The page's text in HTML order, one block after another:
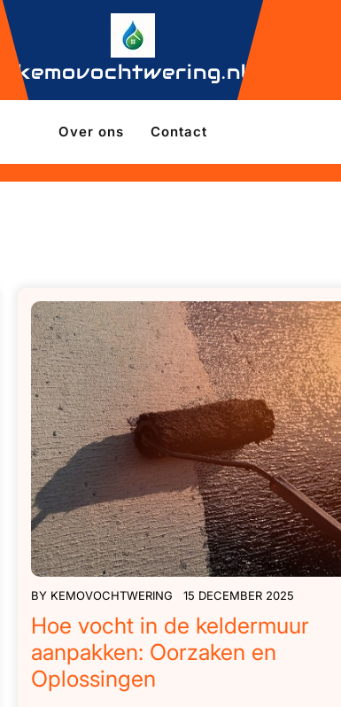
kemovochtwering.nl
Over ons Contact
BY KEMOVOCHTWERING 15 DECEMBER 2025
Hoe vocht in de keldermuur
aanpakken: Oorzaken en
Oplossingen